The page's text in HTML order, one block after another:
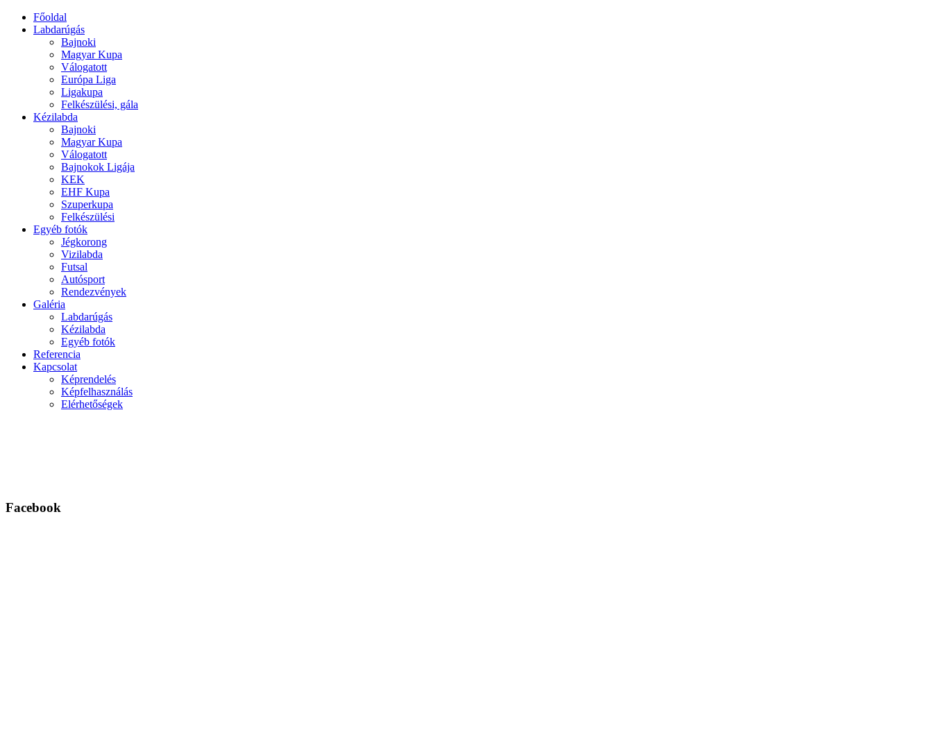
Főoldal
Labdarúgás
Bajnoki
Magyar Kupa
Válogatott
Európa Liga
Ligakupa
Felkészülési, gála
Kézilabda
Bajnoki
Magyar Kupa
Válogatott
Bajnokok Ligája
KEK
EHF Kupa
Szuperkupa
Felkészülési
Egyéb fotók
Jégkorong
Vizilabda
Futsal
Autósport
Rendezvények
Galéria
Labdarúgás
Kézilabda
Egyéb fotók
Referencia
Kapcsolat
Képrendelés
Képfelhasználás
Elérhetőségek
Facebook